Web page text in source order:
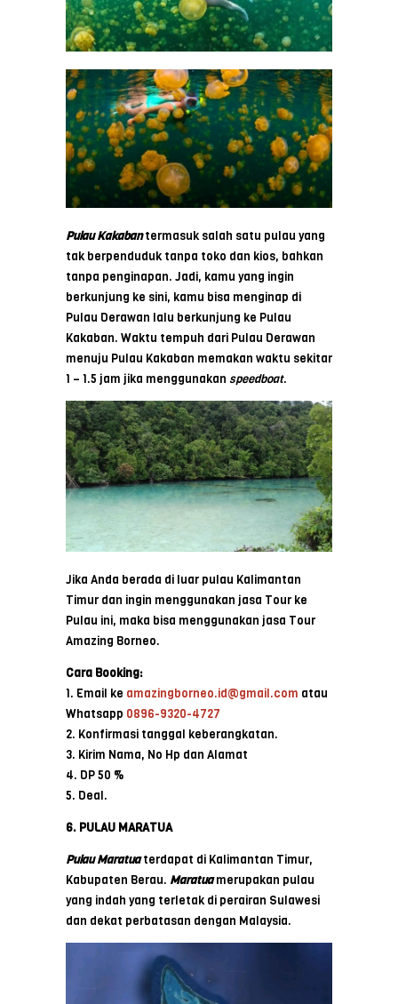
Pulau Kakabantermasuk salah satu pulau yang
tak berpenduduk tanpa toko dan kios, bahkan
tanpa penginapan. Jadi, kamu yang ingin
berkunjung ke sini, kamu bisa menginap di
Pulau Derawan lalu berkunjung ke Pulau
Kakaban. Waktu tempuh dari Pulau Derawan
menuju Pulau Kakaban memakan waktu sekitar
1 – 1.5 jam jika menggunakan speedboat.
Jika Anda berada di luar pulau Kalimantan
Timur dan ingin menggunakan jasa Tour ke
Pulau ini, maka bisa menggunakan jasa Tour
Amazing Borneo.
Cara Booking:
1. Email ke amazingborneo.id@gmail.com atau
Whatsapp 0896-9320-4727
2. Konfirmasi tanggal keberangkatan.
3. Kirim Nama, No Hp dan Alamat
4. DP 50 %
5. Deal.
6. PULAU MARATUA
Pulau Maratuaterdapat di Kalimantan Timur,
Kabupaten Berau. Maratuamerupakan pulau
yang indah yang terletak di perairan Sulawesi
dan dekat perbatasan dengan Malaysia.